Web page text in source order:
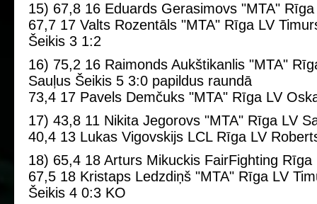
15) 67,8 16 Eduards Gerasimovs "MTA"
67,7 17 Valts Rozentāls "MTA" Rīga LV
Šeikis 3 1:2
16) 75,2 16 Raimonds Aukštikanlis "MTA"
Sauļus Šeikis 5 3:0 papildus raundā
73,4 17 Pavels Demčuks "MTA" Rīga LV
17) 43,8 11 Nikita Jegorovs "MTA" Rīga LV
40,4 13 Lukas Vigovskijs LCL Rīga LV
18) 65,4 18 Arturs Mikuckis FairFighting Rīga
67,5 18 Kristaps Ledzdiņš "MTA" Rīga LV
Šeikis 4 0:3 KO